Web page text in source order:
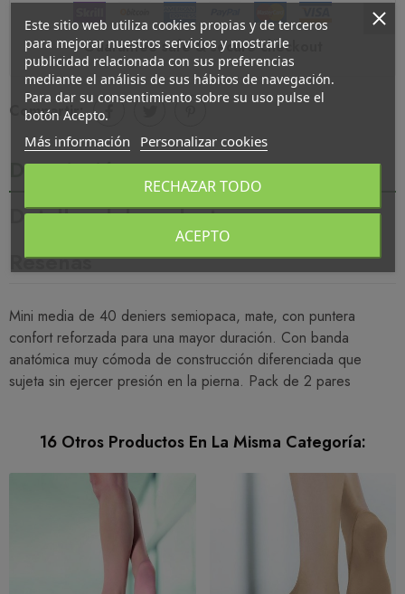
Guarantee safe & secure checkout
Compartir:
Descripción
Detalles del producto
Reseñas
Mini media de 40 deniers semiopaca, mate, con puntera
confort reforzada para una mayor duración. Con banda
anatómica muy cómoda de construcción diferenciada que
sujeta sin ejercer presión en la pierna. Pack de 2 pares
16 Otros Productos En La Misma Categoría:
Este sitio web utiliza cookies propias y de terceros
para mejorar nuestros servicios y mostrarle
publicidad relacionada con sus preferencias
mediante el análisis de sus hábitos de navegación.
Para dar su consentimiento sobre su uso pulse el
botón Acepto.
Más información Personalizar cookies
RECHAZAR TODO
ACEPTO